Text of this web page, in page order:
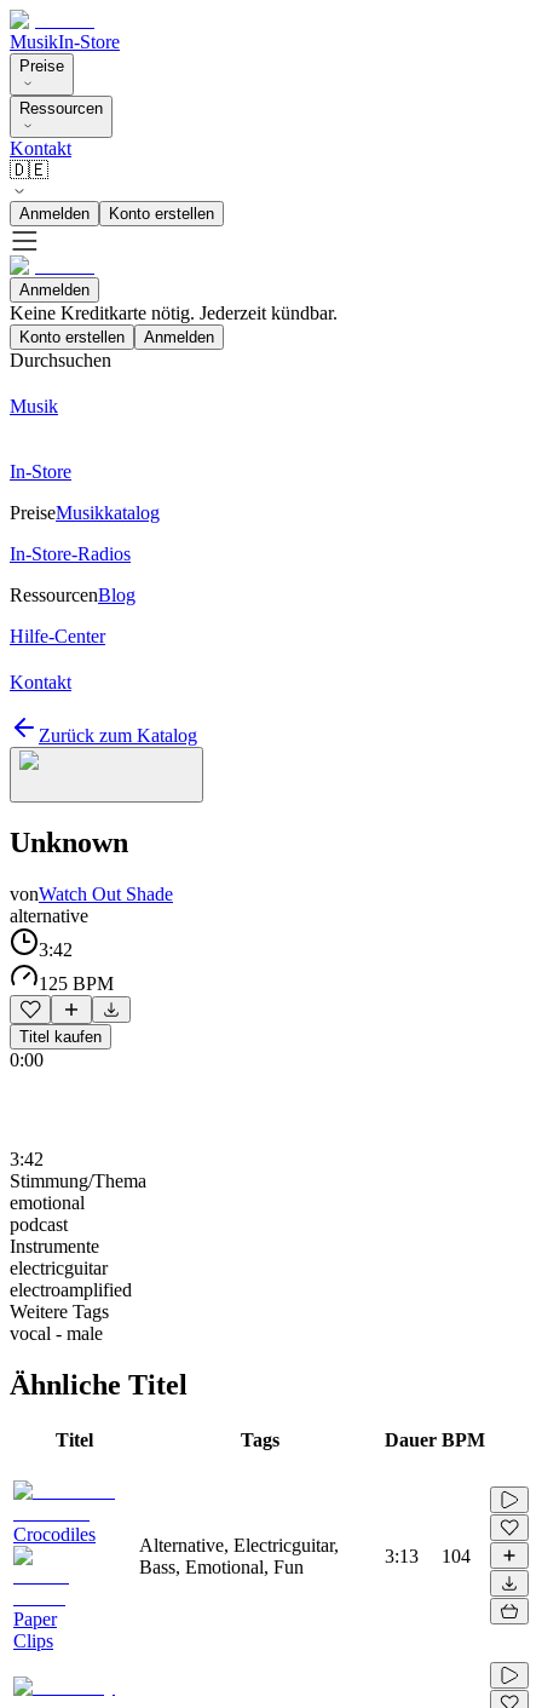
MusikIn-Store
Preise
Ressourcen
Kontakt
🇩🇪
Anmelden Konto erstellen
Anmelden
Keine Kreditkarte nötig. Jederzeit kündbar.
Konto erstellen Anmelden
Durchsuchen
Musik
In-Store
PreiseMusikkatalog
In-Store-Radios
RessourcenBlog
Hilfe-Center
Kontakt
Zurück zum Katalog
Unknown
vonWatch Out Shade
alternative
3:42
125 BPM
Titel kaufen
0:00
3:42
Stimmung/Thema
emotional
podcast
Instrumente
electricguitar
electroamplified
Weitere Tags
vocal - male
Ähnliche Titel
Titel Tags Dauer BPM
Сrocodiles
Paper
Clips
Alternative, Electricguitar,
Bass, Emotional, Fun
3:13 104